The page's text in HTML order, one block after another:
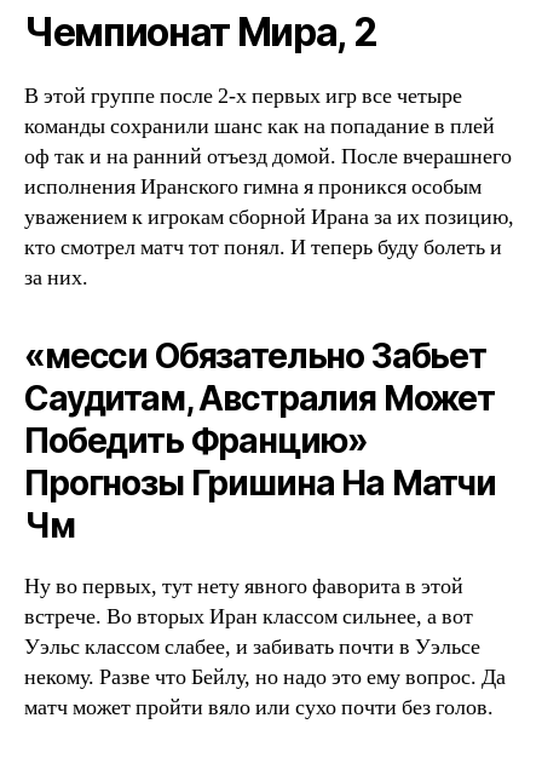
Чемпионат Мира, 2
В этой группе после 2-х первых игр все четыре
команды сохранили шанс как на попадание в плей
оф так и на ранний отъезд домой. После вчерашнего
исполнения Иранского гимна я проникся особым
уважением к игрокам сборной Ирана за их позицию,
кто смотрел матч тот понял. И теперь буду болеть и
за них.
«месси Обязательно Забьет
Саудитам, Австралия Может
Победить Францию»
Прогнозы Гришина На Матчи
Чм
Ну во первых, тут нету явного фаворита в этой
встрече. Во вторых Иран классом сильнее, а вот
Уэльс классом слабее, и забивать почти в Уэльсе
некому. Разве что Бейлу, но надо это ему вопрос. Да
матч может пройти вяло или сухо почти без голов.